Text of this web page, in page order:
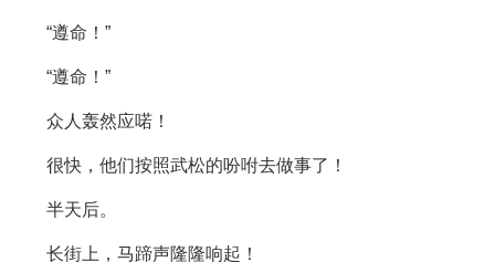
“遵命！”
“遵命！”
众人轰然应喏！
很快，他们按照武松的吩咐去做事了！
半天后。
长街上，马蹄声隆隆响起！